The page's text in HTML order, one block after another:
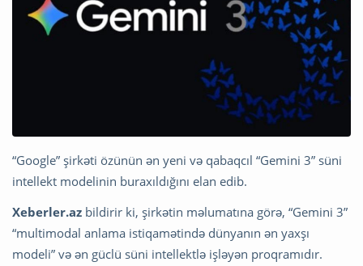
“Google” şirkəti özünün ən yeni və qabaqcıl “Gemini 3” süni
intellekt modelinin buraxıldığını elan edib.
Xeberler.az bildirir ki, şirkətin məlumatına görə, “Gemini 3”
“multimodal anlama istiqamətində dünyanın ən yaxşı
modeli” və ən güclü süni intellektlə işləyən proqramıdır.